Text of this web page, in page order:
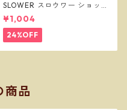
SLOWER スロウワー ショッパ
ーバッグ ビーニー L サンド SL
W256
¥1,004
24%OFF
商品